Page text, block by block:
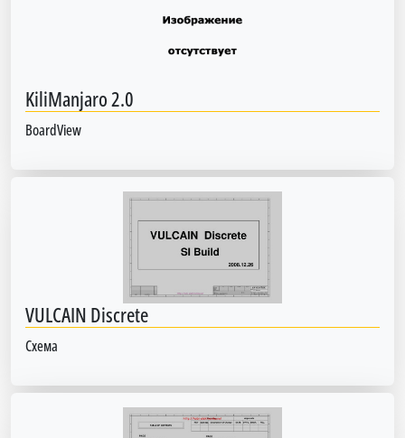
KiliManjaro 2.0
BoardView
VULCAIN Discrete
Схема